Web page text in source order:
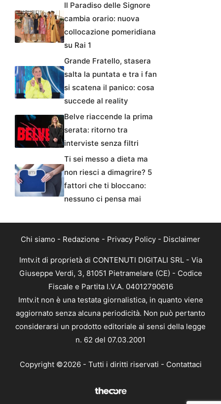
Il Paradiso delle Signore
cambia orario: nuova
collocazione pomeridiana
su Rai 1
Grande Fratello, stasera
salta la puntata e tra i fan
si scatena il panico: cosa
succede al reality
Belve riaccende la prima
serata: ritorno tra
interviste senza filtri
Ti sei messo a dieta ma
non riesci a dimagrire? 5
fattori che ti bloccano:
nessuno ci pensa mai
Chi siamo - Redazione - Privacy Policy - Disclaimer
Imtv.it di proprietà di CONTENUTI DIGITALI SRL - Via
Giuseppe Verdi, 3, 81051 Pietramelare (CE) - Codice
Fiscale e Partita I.V.A. 04012790616
Imtv.it non è una testata giornalistica, in quanto viene
aggiornato senza alcuna periodicità. Non può pertanto
considerarsi un prodotto editoriale ai sensi della legge
n. 62 del 07.03.2001
Copyright ©2026 - Tutti i diritti riservati - Contattaci